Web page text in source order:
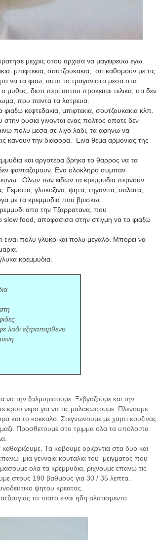
μεχρις οτου αρχισα να μαγειρευω εγω.
μπιφτεκια, σουτζουκακια, οτι καθομουν με τις
να τα φαω, αυτο το τραγανιστο μεσα στα
διοτι περι αυτου προκειται τελικα, οτι δεν
που παντα τα λατρευα.
κεφτεδακια, μπιφτεκια, σουτζουκακια κλπ.
ουσια γινονται ενας πολτος οποτε δεν
πολυ μεσα σε λιγο λαδι, τα αφηνω να
κανουν την διαφορα. Εινα θεμα αρμονιας της
και αργοτερα βρηκα το θαρρος να τα
φανταζομουν. Ενα ολοκληρο συμπαν
Ολων των ειδων τα κρεμμυδια περνουν
γλυκοξινα, ψητα, τηγανιτα, σαλατα,
με τα κρεμμυδια που βρισκω.
απο την Τζαρρατανα, που
slow food
, αποφασισα στην στιγμη να το φιαξω
ειναι πολυ γλυκο και πολυ μεγαλο. Μπορει να
κρεμμυδια.
λαδι εξτραπαρθενο
να την ξαλμυρισουμε. Ξεβγαζουμε και την
κρυο νερο για να τις μαλακωσουμε. Πλενουμε
και το κοκκαλο. Στεγνωνουμε με χαρτι κουζινας
μαζι. Προσθετουμε στο τριμμα ολα τα υπολοιπα
Τα κοβουμε οριζοντια στα δυο και
μια γενναια κουταλια του μειγματος που
ολα τα κρεμμυδια, ριχνουμε επανω τις
στους 190 βαθμους για 30 / 35 λεπτα.
ψητου κρεατος.
το πιατο ειναι ηδη αλατισμεντο.